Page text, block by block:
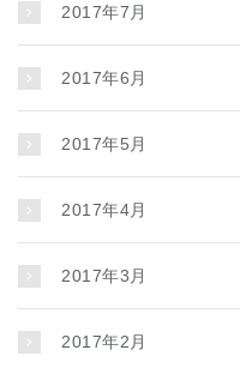
2017年7月
2017年6月
2017年5月
2017年4月
2017年3月
2017年2月